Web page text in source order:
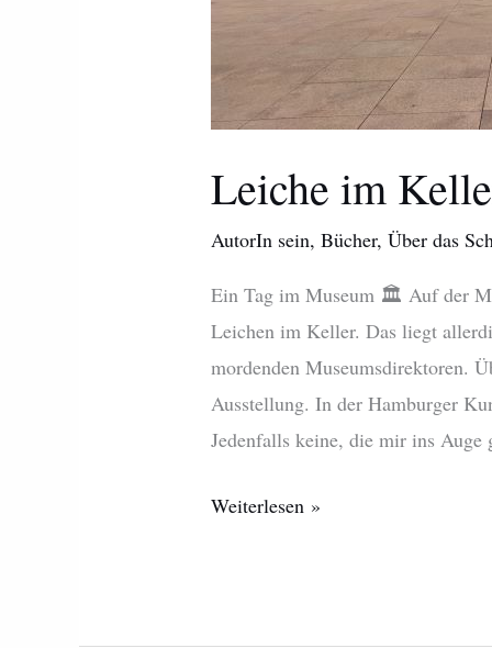
Leiche im
AutorIn sein,Bücher,Über das
Ein Tag im Museum 🏛 Auf der
Leichen im Keller. Das liegt
mordenden Museumsdirektoren.
Ausstellung. In der Hamburger
Jedenfalls keine, die mir ins
Weiterlesen »